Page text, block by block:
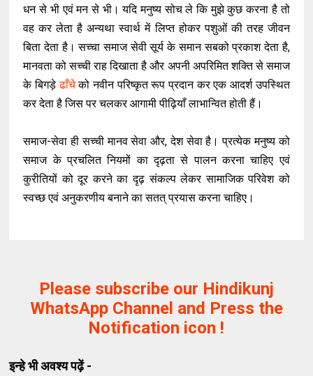
धन से भी एवं मन से भी। यदि मनुष्य सोच ले कि मुझे कुछ करना है तो
वह कर लेता है अन्यथा स्वार्थ में लिप्त होकर पशुओं की तरह जीवन
बिता देता है। सच्चा समाज सेवी सूर्य के समान सबको प्रकाश देता है,
मानवता को सच्ची राह दिखाता है और अपनी अपरिमित शक्ति से समाज
के बिगड़ेढाँचेको नवीन परिष्कृत रूप प्रदान कर एक आदर्श उपस्थित
कर देता है जिस पर चलकर आगामी पीढ़ियाँ लाभान्वित होती हैं।
समाज-सेवा ही सच्ची मानव सेवा और, देश सेवा है। प्रत्येक मनुष्य को
समाज के प्रचलित नियमों का दृढ़ता से पालन करना चाहिए एवं
कुरीतियों को दूर करने का दृढ़ संकल्प लेकर सामाजिक परिवेश को
स्वच्छ एवं अनुकरणीय बनाने का सतत् प्रयास करना चाहिए।
Please subscribe our Hindikunj
WhatsApp Channel and Press the
Notification icon !
इन्हे भी अवश्य पढ़ें -